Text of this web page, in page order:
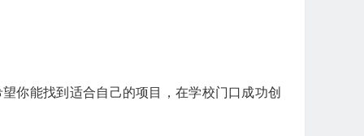
你能找到适合自己的项目，在学校门口成功创